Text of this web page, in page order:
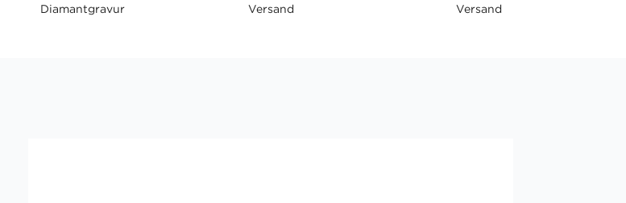
Diamantgravur
Versand
Versand